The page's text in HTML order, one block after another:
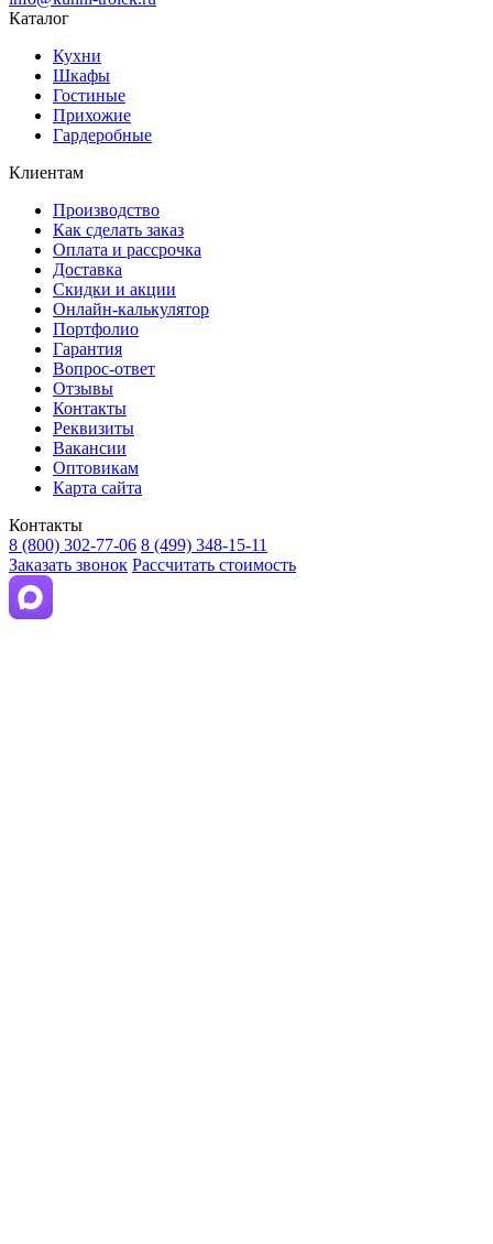
Каталог
Кухни
Шкафы
Гостиные
Прихожие
Гардеробные
Клиентам
Производство
Как сделать заказ
Оплата и рассрочка
Доставка
Скидки и акции
Онлайн-калькулятор
Портфолио
Гарантия
Вопрос-ответ
Отзывы
Контакты
Реквизиты
Вакансии
Оптовикам
Карта сайта
Контакты
8 (800) 302-77-06 8 (499) 348-15-11
Заказать звонок Рассчитать стоимость